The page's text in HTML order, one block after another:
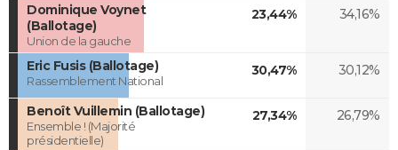
Dominique Voynet
(Ballotage)
Union de la gauche
23,44% 34,16%
Eric Fusis (Ballotage)
Rassemblement National
30,47% 30,12%
Benoît Vuillemin (Ballotage)
Ensemble ! (Majorité
présidentielle)
27,34% 26,79%